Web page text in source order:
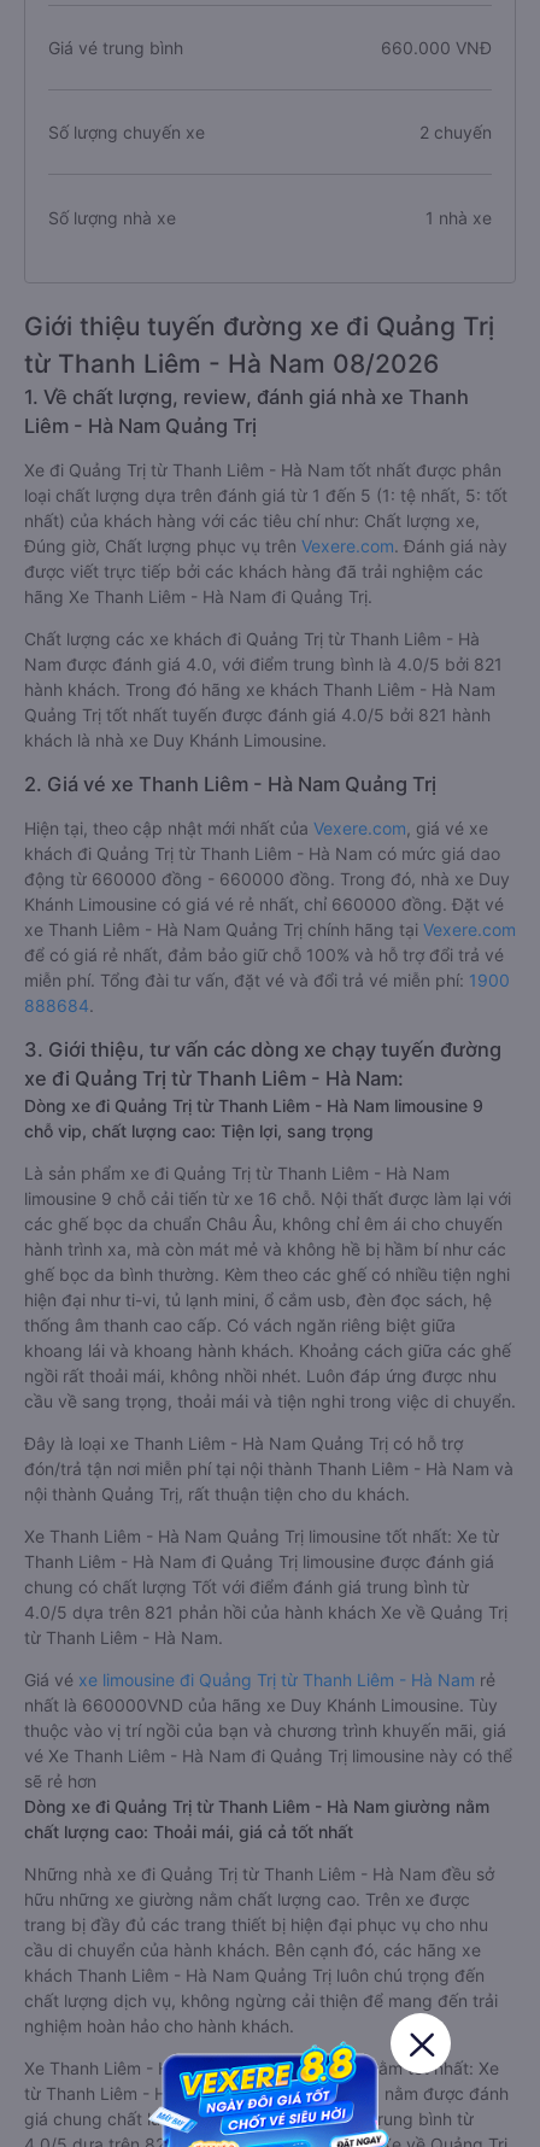
Giá vé trung bình 660.000 VNĐ
Số lượng chuyến xe 2 chuyến
Số lượng nhà xe 1 nhà xe
Giới thiệu tuyến đường xe đi Quảng Trị
từ Thanh Liêm - Hà Nam 08/2026
1. Về chất lượng, review, đánh giá nhà xe Thanh
Liêm - Hà Nam Quảng Trị
Xe đi Quảng Trị từ Thanh Liêm - Hà Nam tốt nhất được phân
loại chất lượng dựa trên đánh giá từ 1 đến 5 (1: tệ nhất, 5: tốt
nhất) của khách hàng với các tiêu chí như: Chất lượng xe,
Đúng giờ, Chất lượng phục vụ trên Vexere.com. Đánh giá này
được viết trực tiếp bởi các khách hàng đã trải nghiệm các
hãng Xe Thanh Liêm - Hà Nam đi Quảng Trị.
Chất lượng các xe khách đi Quảng Trị từ Thanh Liêm - Hà
Nam được đánh giá 4.0, với điểm trung bình là 4.0/5 bởi 821
hành khách. Trong đó hãng xe khách Thanh Liêm - Hà Nam
Quảng Trị tốt nhất tuyến được đánh giá 4.0/5 bởi 821 hành
khách là nhà xe Duy Khánh Limousine.
2. Giá vé xe Thanh Liêm - Hà Nam Quảng Trị
Hiện tại, theo cập nhật mới nhất của Vexere.com , giá vé xe
khách đi Quảng Trị từ Thanh Liêm - Hà Nam có mức giá dao
động từ 660000 đồng - 660000 đồng. Trong đó, nhà xe Duy
Khánh Limousine có giá vé rẻ nhất, chỉ 660000 đồng. Đặt vé
xe Thanh Liêm - Hà Nam Quảng Trị chính hãng tại Vexere.com
để có giá rẻ nhất, đảm bảo giữ chỗ 100% và hỗ trợ đổi trả vé
miễn phí. Tổng đài tư vấn, đặt vé và đổi trả vé miễn phí: 1900
888684.
3. Giới thiệu, tư vấn các dòng xe chạy tuyến đường
xe đi Quảng Trị từ Thanh Liêm - Hà Nam:
Dòng xe đi Quảng Trị từ Thanh Liêm - Hà Nam limousine 9
chỗ vip, chất lượng cao: Tiện lợi, sang trọng
Là sản phẩm xe đi Quảng Trị từ Thanh Liêm - Hà Nam
limousine 9 chỗ cải tiến từ xe 16 chỗ. Nội thất được làm lại với
các ghế bọc da chuẩn Châu Âu, không chỉ êm ái cho chuyến
hành trình xa, mà còn mát mẻ và không hề bị hầm bí như các
ghế bọc da bình thường. Kèm theo các ghế có nhiều tiện nghi
hiện đại như ti-vi, tủ lạnh mini, ổ cắm usb, đèn đọc sách, hệ
thống âm thanh cao cấp. Có vách ngăn riêng biệt giữa
khoang lái và khoang hành khách. Khoảng cách giữa các ghế
ngồi rất thoải mái, không nhồi nhét. Luôn đáp ứng được nhu
cầu về sang trọng, thoải mái và tiện nghi trong việc di chuyển.
Đây là loại xe Thanh Liêm - Hà Nam Quảng Trị có hỗ trợ
đón/trả tận nơi miễn phí tại nội thành Thanh Liêm - Hà Nam và
nội thành Quảng Trị, rất thuận tiện cho du khách.
Xe Thanh Liêm - Hà Nam Quảng Trị limousine tốt nhất: Xe từ
Thanh Liêm - Hà Nam đi Quảng Trị limousine được đánh giá
chung có chất lượng Tốt với điểm đánh giá trung bình từ
4.0/5 dựa trên 821 phản hồi của hành khách Xe về Quảng Trị
từ Thanh Liêm - Hà Nam.
Giá vé xe limousine đi Quảng Trị từ Thanh Liêm - Hà Nam rẻ
nhất là 660000VND của hãng xe Duy Khánh Limousine. Tùy
thuộc vào vị trí ngồi của bạn và chương trình khuyến mãi, giá
vé Xe Thanh Liêm - Hà Nam đi Quảng Trị limousine này có thể
sẽ rẻ hơn
Dòng xe đi Quảng Trị từ Thanh Liêm - Hà Nam giường nằm
chất lượng cao: Thoải mái, giá cả tốt nhất
Những nhà xe đi Quảng Trị từ Thanh Liêm - Hà Nam đều sở
hữu những xe giường nằm chất lượng cao. Trên xe được
trang bị đầy đủ các trang thiết bị hiện đại phục vụ cho nhu
cầu di chuyển của hành khách. Bên cạnh đó, các hãng xe
khách Thanh Liêm - Hà Nam Quảng Trị luôn chú trọng đến
chất lượng dịch vụ, không ngừng cải thiện để mang đến trải
nghiệm hoàn hảo cho hành khách.
Xe Thanh Liêm - Hà Nam Quảng Trị giường nằm tốt nhất: Xe
từ Thanh Liêm - Hà Nam đi Quảng Trị giường nằm được đánh
giá chung chất lượng Tốt với điểm đánh giá trung bình từ